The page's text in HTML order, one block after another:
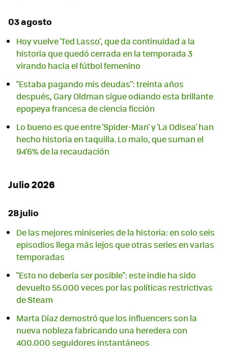
03 agosto
Hoy vuelve 'Ted Lasso', que da continuidad a la
historia que quedó cerrada en la temporada 3
virando hacia el fútbol femenino
"Estaba pagando mis deudas": treinta años
después, Gary Oldman sigue odiando esta brillante
epopeya francesa de ciencia ficción
Lo bueno es que entre 'Spider-Man' y 'La Odisea' han
hecho historia en taquilla. Lo malo, que suman el
94'6% de la recaudación
Julio 2026
28 julio
De las mejores miniseries de la historia: en solo seis
episodios llega más lejos que otras series en varias
temporadas
"Esto no debería ser posible": este indie ha sido
devuelto 55.000 veces por las políticas restrictivas
de Steam
Marta Díaz demostró que los influencers son la
nueva nobleza fabricando una heredera con
400.000 seguidores instantáneos